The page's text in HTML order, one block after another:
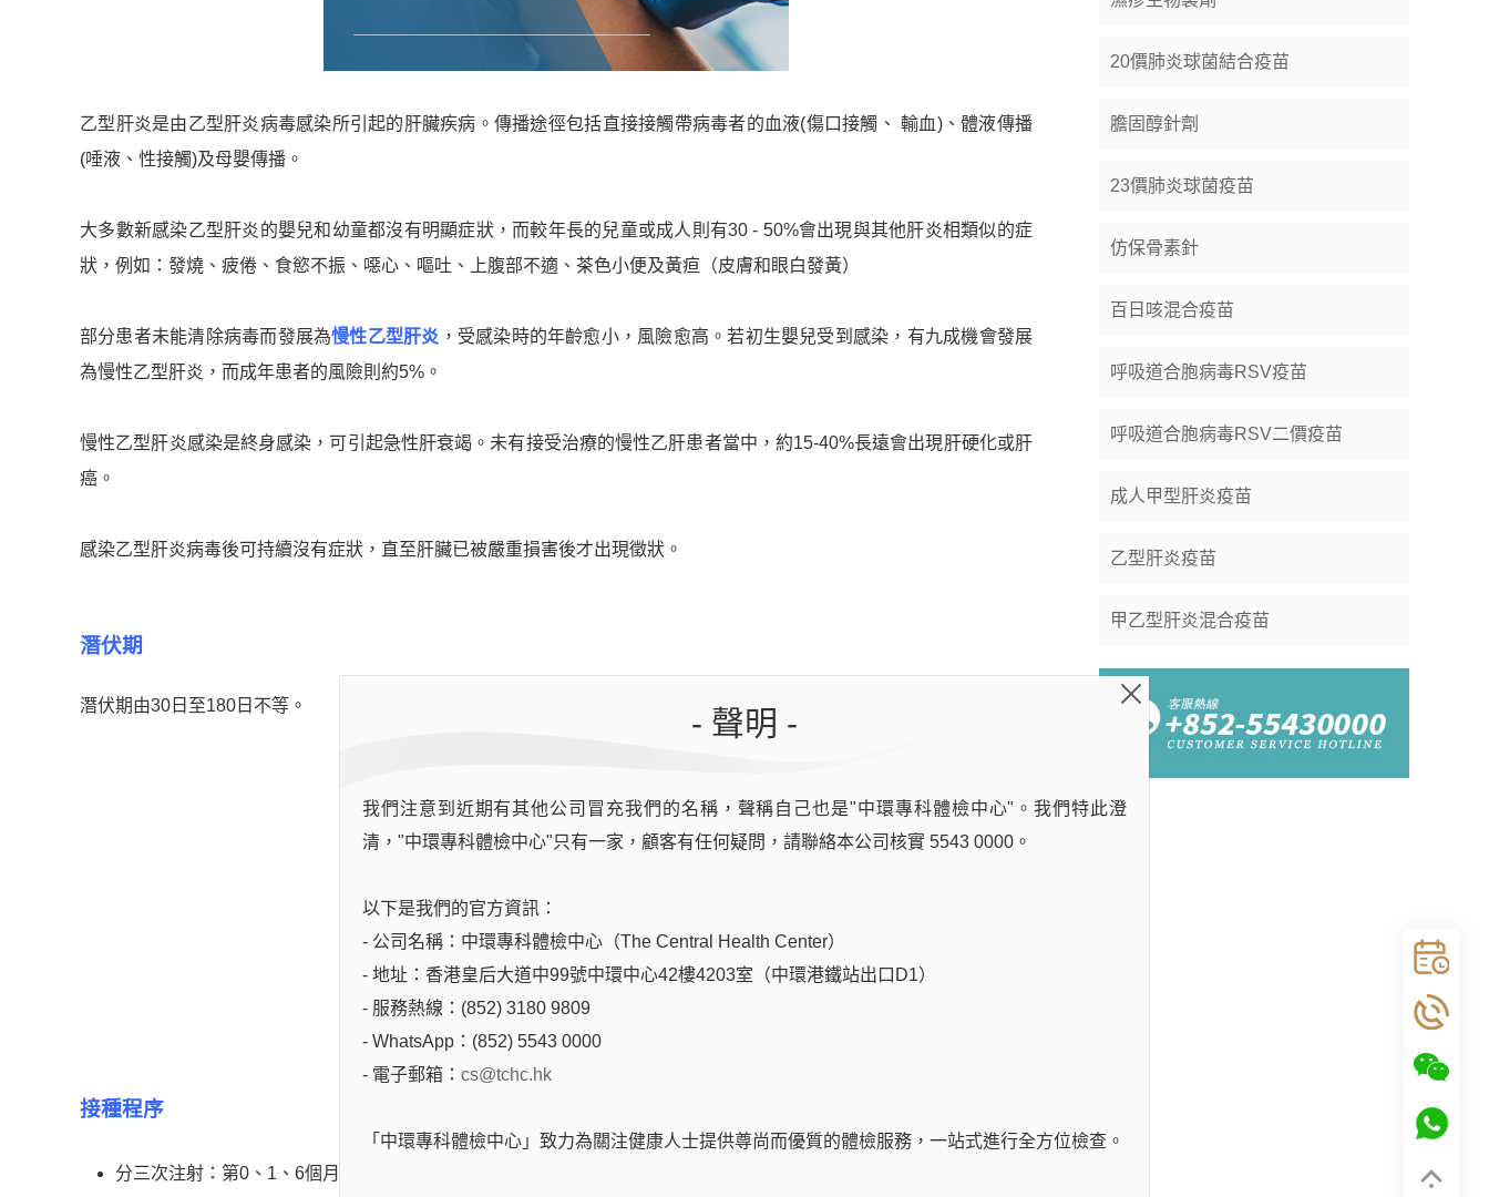
乙型肝炎是由乙型肝炎病毒感染所引起的肝臟疾病。傳播途徑包括直接接觸帶病毒者的血液(傷口接觸、 輸血)、體液傳播
(唾液、性接觸)及母嬰傳播。
大多數新感染乙型肝炎的嬰兒和幼童都沒有明顯症狀，而較年長的兒童或成人則有30 - 50%會出現與其他肝炎相類似的症
狀，例如：發燒、疲倦、食慾不振、噁心、嘔吐、上腹部不適、茶色小便及黃疸（皮膚和眼白發黃）
部分患者未能清除病毒而發展為慢性乙型肝炎 ，受感染時的年齡愈小，風險愈高。若初生嬰兒受到感染，有九成機會發展
為慢性乙型肝炎，而成年患者的風險則約5%。
慢性乙型肝炎感染是終身感染，可引起急性肝衰竭。未有接受治療的慢性乙肝患者當中，約15-40%長遠會出現肝硬化或肝
癌。
感染乙型肝炎病毒後可持續沒有症狀，直至肝臟已被嚴重損害後才出現徵狀。
潛伏期
潛伏期由30日至180日不等。
乙型肝炎疫苗接種
1針HK$ 400»»» 立即預約1針
3針HK$1,200»»»
接種程序
分三次注射：第0、1、6個月。
20價肺炎球菌結合疫苗
膽固醇針劑
23價肺炎球菌疫苗
仿保骨素針
百日咳混合疫苗
呼吸道合胞病毒RSV疫苗
呼吸道合胞病毒RSV二價疫苗
成人甲型肝炎疫苗
乙型肝炎疫苗
甲乙型肝炎混合疫苗
- 聲明 -
我們注意到近期有其他公司冒充我們的名稱，聲稱自己也是"中環專科體檢中心"。我們特此澄
清，"中環專科體檢中心"只有一家，顧客有任何疑問，請聯絡本公司核實 5543 0000。
以下是我們的官方資訊：
- 公司名稱：中環專科體檢中心（The Central Health Center）
- 地址：香港皇后大道中99號中環中心42樓4203室（中環港鐵站出口D1）
- 服務熱線：(852) 3180 9809
- WhatsApp：(852) 5543 0000
- 電子郵箱： cs@tchc.hk
「中環專科體檢中心」致力為關注健康人士提供尊尚而優質的體檢服務，一站式進行全方位檢查。